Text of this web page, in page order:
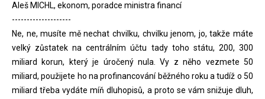
Aleš MICHL, ekonom, poradce ministra financí
--------------------
Ne, ne, musíte mě nechat chvilku, chvilku jenom, jo, takže máte
velký zůstatek na centrálním účtu tady toho státu, 200, 300
miliard korun, který je úročený nula. Vy z něho vezmete 50
miliard, použijete ho na profinancování běžného roku a tudíž o 50
miliard třeba vydáte míň dluhopisů, a proto se vám snižuje dluh,